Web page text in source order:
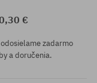
€
zadarmo
a doručenia.